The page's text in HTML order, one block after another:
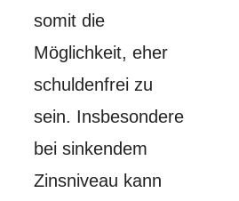
somit die
Möglichkeit, eher
schuldenfrei zu
sein. Insbesondere
bei sinkendem
Zinsniveau kann